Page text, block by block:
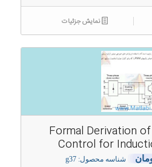
نمایش جزئیات
Formal Derivation
Control for
شناسه محصول: g37